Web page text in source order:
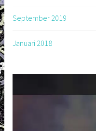
September 2019
Januari 2018